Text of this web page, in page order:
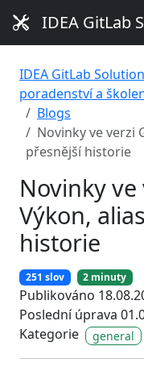
IDEA GitLab
IDEA GitLab
poradenství a
Blogs
Novinky ve verzi
přesnější historie
Novinky ve
Výkon,
historie
251 slov 2 minuty
Publikováno
Poslední úprava
Kategorie
general